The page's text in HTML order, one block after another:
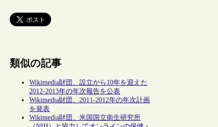
類似の記事
Wikimedia財団、設立から10年を迎えた
2012-2013年の年次報告を公表
Wikimedia財団、2011-2012年の年次計画
を発表
Wikimedia財団、米国国立衛生研究所